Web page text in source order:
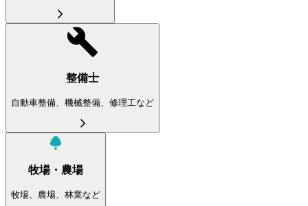
整備士
自動車整備、機械整備、修理工など
牧場・農場
牧場、農場、林業など